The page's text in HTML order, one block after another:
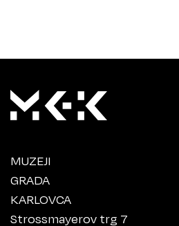
MUZEJI
GRADA
KARLOVCA
Strossmayerov trg 7